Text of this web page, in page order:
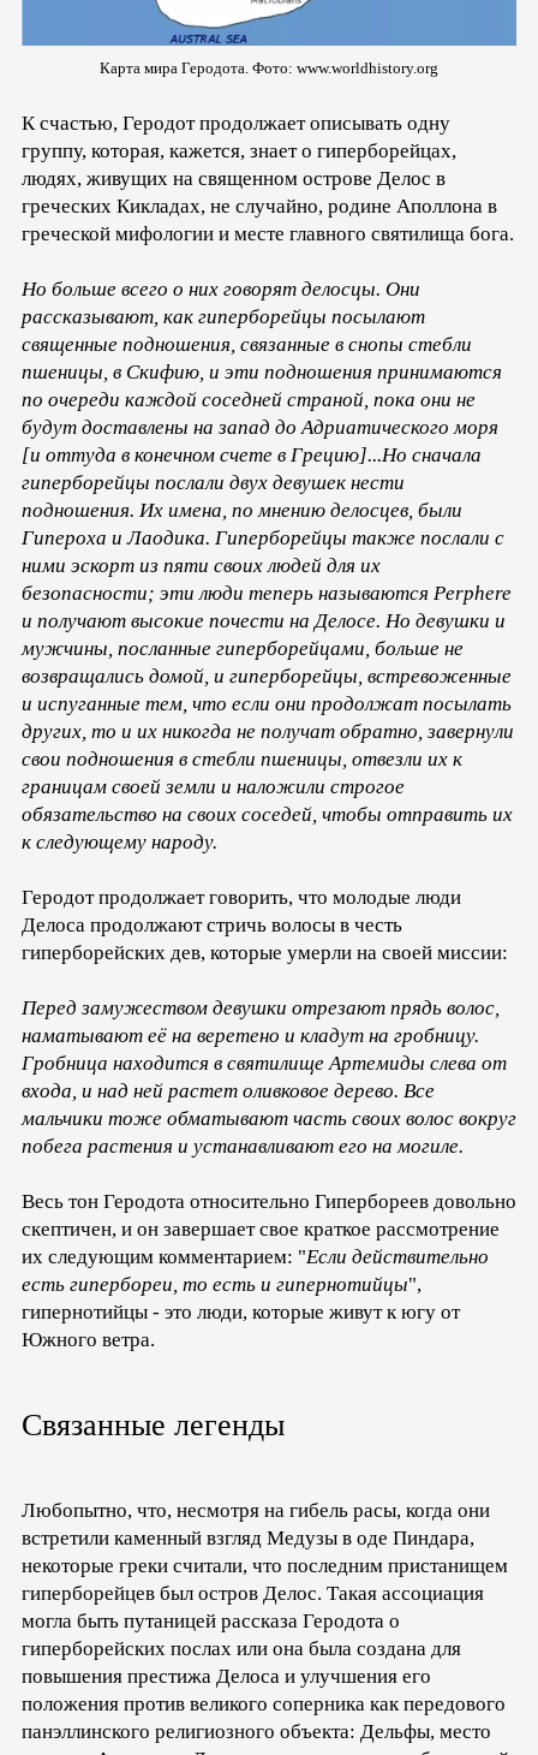
Карта мира Геродота. Фото: www.worldhistory.org
К счастью, Геродот продолжает описывать одну
группу, которая, кажется, знает о гиперборейцах,
людях, живущих на священном острове Делос в
греческих Кикладах, не случайно, родине Аполлона в
греческой мифологии и месте главного святилища бога.
Но больше всего о них говорят делосцы. Они
рассказывают, как гиперборейцы посылают
священные подношения, связанные в снопы стебли
пшеницы, в Скифию, и эти подношения принимаются
по очереди каждой соседней страной, пока они не
будут доставлены на запад до Адриатического моря
[и оттуда в конечном счете в Грецию]...Но сначала
гиперборейцы послали двух девушек нести
подношения. Их имена, по мнению делосцев, были
Гипероха и Лаодика. Гиперборейцы также послали с
ними эскорт из пяти своих людей для их
безопасности; эти люди теперь называются Perphere
и получают высокие почести на Делосе. Но девушки и
мужчины, посланные гиперборейцами, больше не
возвращались домой, и гиперборейцы, встревоженные
и испуганные тем, что если они продолжат посылать
других, то и их никогда не получат обратно, завернули
свои подношения в стебли пшеницы, отвезли их к
границам своей земли и наложили строгое
обязательство на своих соседей, чтобы отправить их
к следующему народу.
Геродот продолжает говорить, что молодые люди
Делоса продолжают стричь волосы в честь
гиперборейских дев, которые умерли на своей миссии:
Перед замужеством девушки отрезают прядь волос,
наматывают её на веретено и кладут на гробницу.
Гробница находится в святилище Артемиды слева от
входа, и над ней растет оливковое дерево. Все
мальчики тоже обматывают часть своих волос вокруг
побега растения и устанавливают его на могиле.
Весь тон Геродота относительно Гипербореев довольно
скептичен, и он завершает свое краткое рассмотрение
их следующим комментарием: "Если действительно
есть гипербореи, то есть и гипернотийцы",
гипернотийцы - это люди, которые живут к югу от
Южного ветра.
Связанные легенды
Любопытно, что, несмотря на гибель расы, когда они
встретили каменный взгляд Медузы в оде Пиндара,
некоторые греки считали, что последним пристанищем
гиперборейцев был остров Делос. Такая ассоциация
могла быть путаницей рассказа Геродота о
гиперборейских послах или она была создана для
повышения престижа Делоса и улучшения его
положения против великого соперника как передового
панэллинского религиозного объекта: Дельфы, место